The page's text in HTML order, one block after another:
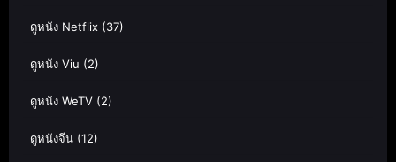
ดูหนัง Netflix (37)
ดูหนัง Viu (2)
ดูหนัง WeTV (2)
ดูหนังจีน (12)